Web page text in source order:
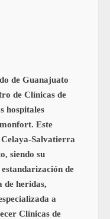
de Guanajuato
de Clínicas de
hospitales
Este
Celaya-Salvatierra
siendo su
de
de heridas,
a
Clínicas de